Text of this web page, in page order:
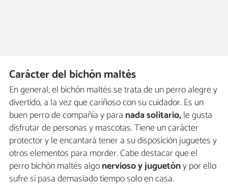
Carácter del bichón maltés
En general, el bichón maltés se trata de un perro alegre y
divertido, a la vez que cariñoso con su cuidador. Es un
buen perro de compañía y para nada solitario,le gusta
disfrutar de personas y mascotas. Tiene un carácter
protector y le encantará tener a su disposición juguetes y
otros elementos para morder. Cabe destacar que el
perro bichón maltés algonervioso y juguetóny por ello
sufre si pasa demasiado tiempo solo en casa.